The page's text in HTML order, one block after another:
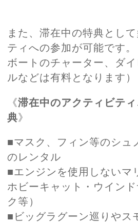
また、滞在中の特典とし
ティへの参加が可能です
ボートのチャーター、ダ
ルなどは有料となります）
《滞在中のアクティビテ
典》
■マスク、フィン等のシュ
のレンタル
■エンジンを使用しないマ
ホビーキャット・ウイン
ク等）
■ビッグラグーン巡りやス